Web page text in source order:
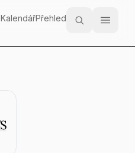
KalendářPřehled